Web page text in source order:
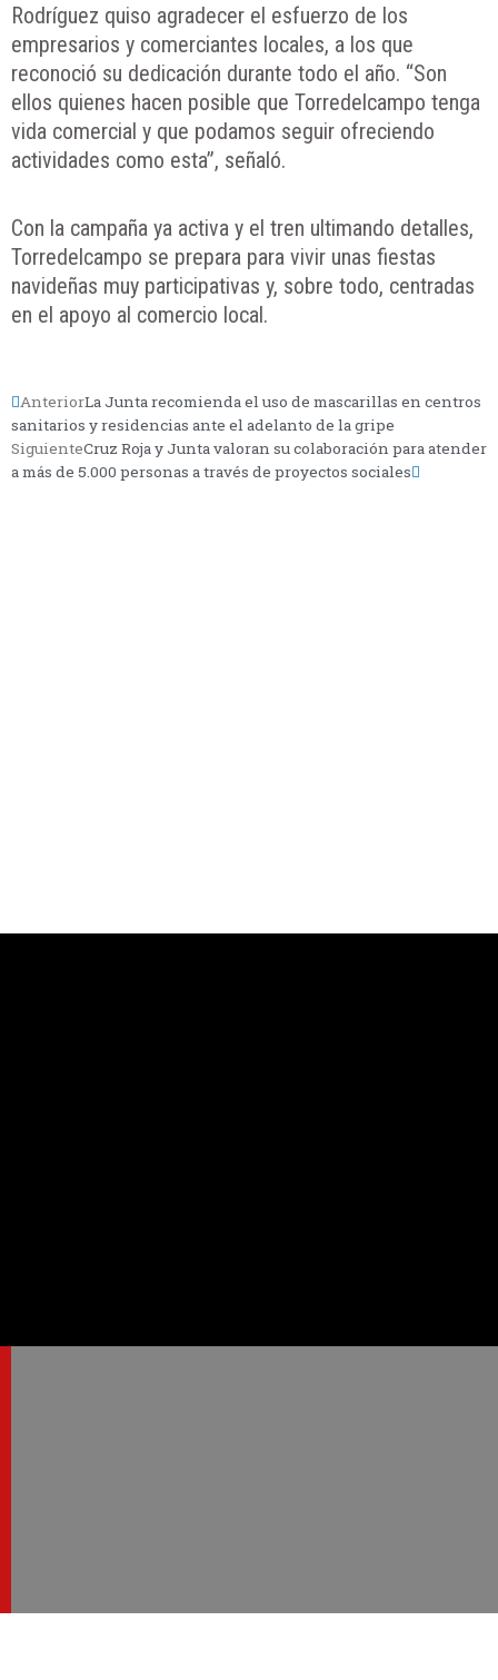
Rodríguez quiso agradecer el esfuerzo de los
empresarios y comerciantes locales, a los que
reconoció su dedicación durante todo el año. “Son
ellos quienes hacen posible que Torredelcampo tenga
vida comercial y que podamos seguir ofreciendo
actividades como esta”, señaló.
Con la campaña ya activa y el tren ultimando detalles,
Torredelcampo se prepara para vivir unas fiestas
navideñas muy participativas y, sobre todo, centradas
en el apoyo al comercio local.
AnteriorLa Junta recomienda el uso de mascarillas en centros
sanitarios y residencias ante el adelanto de la gripe
SiguienteCruz Roja y Junta valoran su colaboración para atender
a más de 5.000 personas a través de proyectos sociales